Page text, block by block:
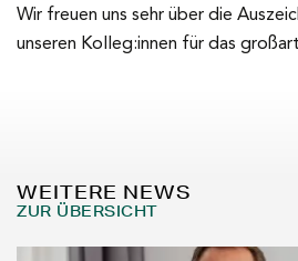
Wir freuen uns sehr über die
unseren Kolleg:innen für das
WEITERE NEWS
ZUR ÜBERSICHT